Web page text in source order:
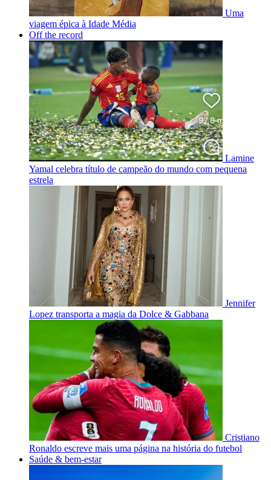
Uma
viagem épica à Idade Média
Off the record
Lamine
Yamal celebra título de campeão do mundo com pequena
estrela
Jennifer
Lopez transporta a magia da Dolce & Gabbana
Cristiano
Ronaldo escreve mais uma página na história do futebol
Saúde & bem-estar